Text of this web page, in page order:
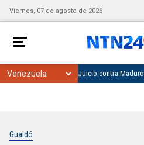
Viernes, 07 de agosto de 2026
Juicio contra Maduro
Guaidó